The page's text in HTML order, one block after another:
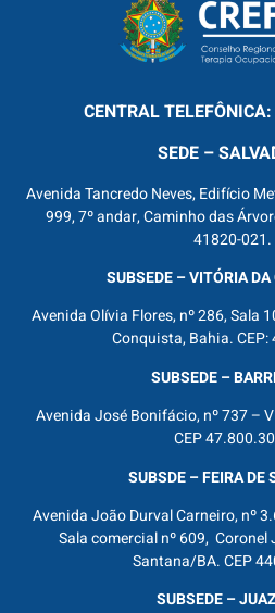
CENTRALTELEFÔNICA:
SEDE –
Avenida Tancredo Neves, Edifício
999, 7º andar, Caminho das
41820-021.
SUBSEDE – VITÓRIA
Avenida Olívia Flores, nº 286, Sala
Conquista, Bahia. CEP:
SUBSEDE –
Avenida José Bonifácio, nº 737 –
CEP
SUBSDE – FEIRA DE
Avenida João Durval Carneiro, nº
Sala comercial nº 609,
Santana/BA. CEP
SUBSEDE –